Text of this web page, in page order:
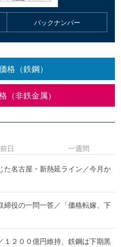
バックナンバー
格（鉄鋼）
（非鉄金属）
た名古屋・新熱延ライン／今月か
締役の一問一答／「価格転嫁、下
１２００億円維持、鉄鋼は下期黒
前日 一週間